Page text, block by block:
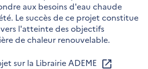
aux besoins d'eau chaude
Le succès de ce projet constitue
l'atteinte des objectifs
de chaleur renouvelable.
sur la Librairie ADEME